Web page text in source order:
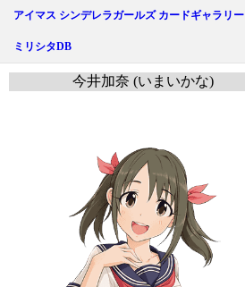
アイマス シンデレラガールズ カードギャラリー
ミリシタDB
今井加奈 (いまいかな)